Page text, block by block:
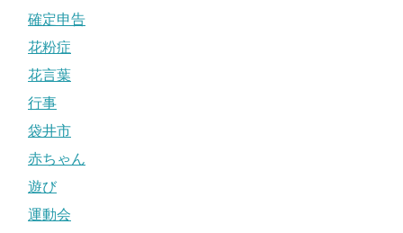
確定申告
花粉症
花言葉
行事
袋井市
赤ちゃん
遊び
運動会